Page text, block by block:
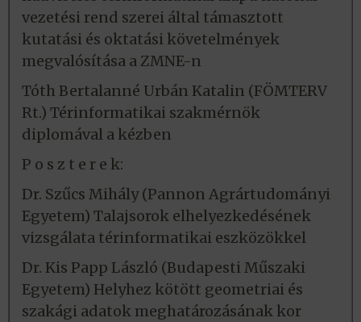
vezetési rend szerei által támasztott
kutatási és oktatási követelmények
megvalósítása a ZMNE-n
Tóth Bertalanné Urbán Katalin (FÖMTERV
Rt.) Térinformatikai szakmérnök
diplomával a kézben
P o s z t e r e k:
Dr. Szűcs Mihály (Pannon Agrártudományi
Egyetem) Talajsorok elhelyezkedésének
vizsgálata térinformatikai eszközökkel
Dr. Kis Papp László (Budapesti Műszaki
Egyetem) Helyhez kötött geometriai és
szakági adatok meghatározásának kor